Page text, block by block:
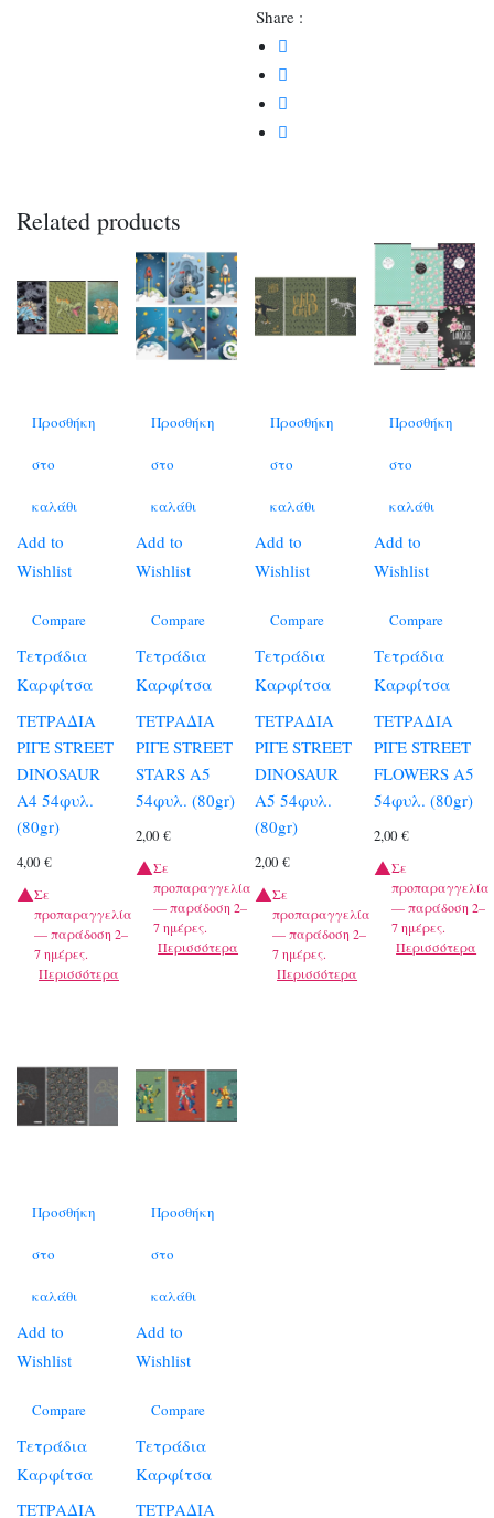
Share :
Related products
Προσθήκη
στο
καλάθι
Add to
Wishlist
Compare
Τετράδια
Καρφίτσα
ΤΕΤΡΑΔΙΑ
ΡΙΓΕ STREET
DINOSAUR
A4 54φυλ.
(80gr)
4,00 €
Σε
προπαραγγελία
— παράδοση 2–
7 ημέρες.
Περισσότερα
Προσθήκη
στο
καλάθι
Add to
Wishlist
Compare
Τετράδια
Καρφίτσα
ΤΕΤΡΑΔΙΑ
ΡΙΓΕ STREET
STARS A5
54φυλ. (80gr)
2,00€
Σε
προπαραγγελία
— παράδοση 2–
7 ημέρες.
Περισσότερα
Προσθήκη
στο
καλάθι
Add to
Wishlist
Compare
Τετράδια
Καρφίτσα
ΤΕΤΡΑΔΙΑ
ΡΙΓΕ STREET
DINOSAUR
A5 54φυλ.
(80gr)
2,00€
Σε
προπαραγγελία
— παράδοση 2–
7 ημέρες.
Περισσότερα
Προσθήκη
στο
καλάθι
Add to
Wishlist
Compare
Τετράδια
Καρφίτσα
ΤΕΤΡΑΔΙΑ
ΡΙΓΕ STREET
FLOWERS A5
54φυλ. (80gr)
2,00€
Σε
προπαραγγελία
— παράδοση 2–
7 ημέρες.
Περισσότερα
Προσθήκη
στο
καλάθι
Add to
Wishlist
Compare
Τετράδια
Καρφίτσα
ΤΕΤΡΑΔΙΑ
Προσθήκη
στο
καλάθι
Add to
Wishlist
Compare
Τετράδια
Καρφίτσα
ΤΕΤΡΑΔΙΑ